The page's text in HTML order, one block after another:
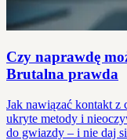
Czy naprawdę
Brutalna prawda
Jak nawiązać kontakt z
ukryte metody i
do gwiazdy – i nie daj